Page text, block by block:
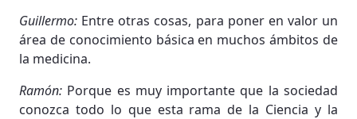
Guillermo: Entre otras cosas, para poner en valor un
área de conocimiento básica en muchos ámbitos de
la medicina.
Ramón: Porque es muy importante que la sociedad
conozca todo lo que esta rama de la Ciencia y la